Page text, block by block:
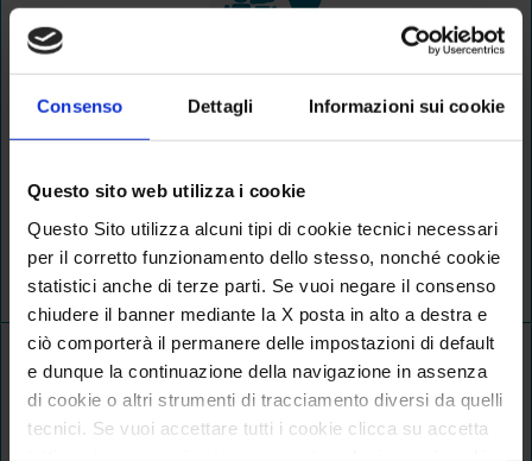
Consenso Dettagli Informazioni sui cookie
Questo sito web utilizza i cookie
Questo Sito utilizza alcuni tipi di cookie tecnici necessari
per il corretto funzionamento dello stesso, nonché cookie
statistici anche di terze parti. Se vuoi negare il consenso
chiudere il banner mediante la X posta in alto a destra e
ciò comporterà il permanere delle impostazioni di default
e dunque la continuazione della navigazione in assenza
di cookie o altri strumenti di tracciamento diversi da quelli
tecnici. Se vuoi accettare tutti i cookie clicca su accetta
Genitori
personale, di coppia e nel loro ruolo di padre e
madre.